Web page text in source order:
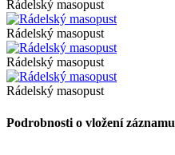
Rádelský masopust
Rádelský masopust
Rádelský masopust
Rádelský masopust
Podrobnosti o vložení záznamu